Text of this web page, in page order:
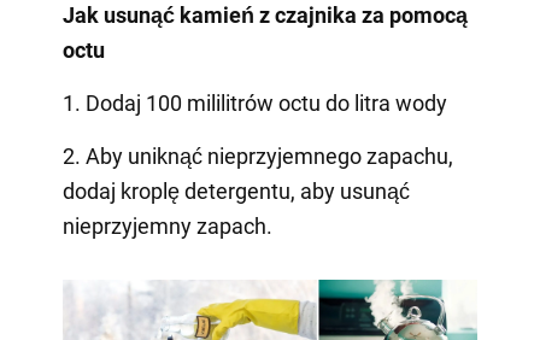
Jak usunąć kamień z czajnika za pomocą
octu
1. Dodaj 100 mililitrów octu do litra wody
2. Aby uniknąć nieprzyjemnego zapachu,
dodaj kroplę detergentu, aby usunąć
nieprzyjemny zapach.